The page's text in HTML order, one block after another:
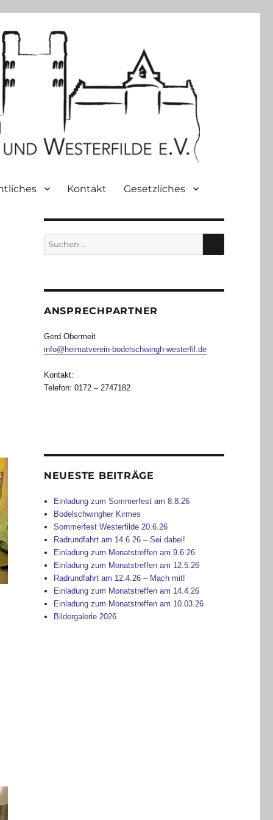
Kontakt Gesetzliches
Suche
nach:
SUCHEN
ANSPRECHPARTNER
Gerd Obermeit
info@heimatverein-bodelschwingh-westerfil.de
Kontakt:
Telefon: 0172 – 2747182
NEUESTE BEITRÄGE
Einladung zum Sommerfest am 8.8.26
Bodelschwingher Kirmes
Sommerfest Westerfilde 20.6.26
Radrundfahrt am 14.6.26 – Sei dabei!
Einladung zum Monatstreffen am 9.6.26
Einladung zum Monatstreffen am 12.5.26
Radrundfahrt am 12.4.26 – Mach mit!
Einladung zum Monatstreffen am 14.4.26
Einladung zum Monatstreffen am 10.03.26
Bildergalerie 2026